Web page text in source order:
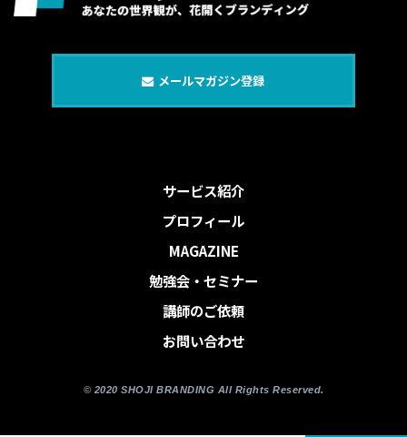
メールマガジン登録
サービス紹介
プロフィール
MAGAZINE
勉強会・セミナー
講師のご依頼
お問い合わせ
© 2020 SHOJI BRANDING All Rights Reserved.